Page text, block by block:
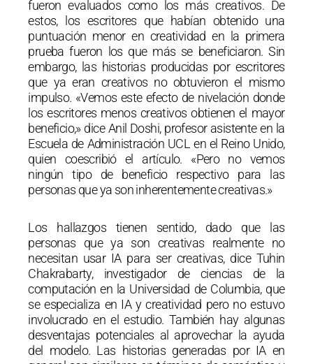
fueron evaluados como los más creativos. De
estos, los escritores que habían obtenido una
puntuación menor en creatividad en la primera
prueba fueron los que más se beneficiaron. Sin
embargo, las historias producidas por escritores
que ya eran creativos no obtuvieron el mismo
impulso. «Vemos este efecto de nivelación donde
los escritores menos creativos obtienen el mayor
beneficio,» dice Anil Doshi, profesor asistente en la
Escuela de Administración UCL en el Reino Unido,
quien coescribió el artículo. «Pero no vemos
ningún tipo de beneficio respectivo para las
personas que ya son inherentemente creativas.»
Los hallazgos tienen sentido, dado que las
personas que ya son creativas realmente no
necesitan usar IA para ser creativas, dice Tuhin
Chakrabarty, investigador de ciencias de la
computación en la Universidad de Columbia, que
se especializa en IA y creatividad pero no estuvo
involucrado en el estudio. También hay algunas
desventajas potenciales al aprovechar la ayuda
del modelo. Las historias generadas por IA en